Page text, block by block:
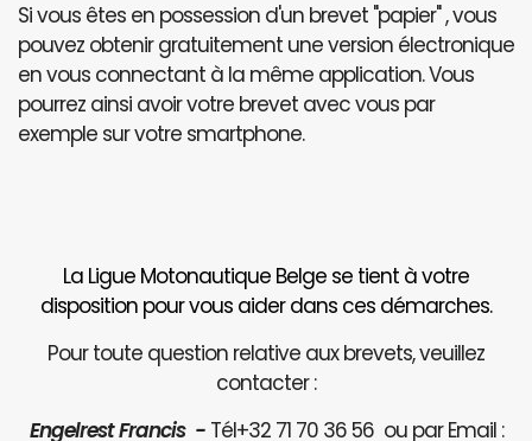
Si vous êtes en possession d'un brevet "papier" , vous
pouvez obtenir gratuitement une version électronique
en vous connectant à la même application. Vous
pourrez ainsi avoir votre brevet avec vous par
exemple sur votre smartphone.
La Ligue Motonautique Belge se tient à votre
disposition pour vous aider dans ces démarches.
Pour toute question relative aux brevets, veuillez
contacter :
Engelrest Francis -Tél+32 71 70 36 56 ou par Email :